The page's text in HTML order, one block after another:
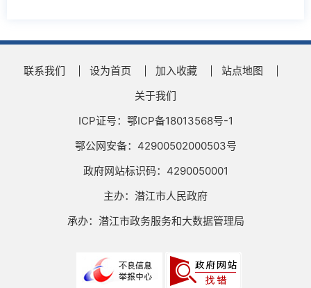
联系我们 设为首页 加入收藏
站点地图
关于我们
ICP证号：鄂ICP备18013568号-1
鄂公网安备：42900502000503号
政府网站标识码：4290050001
主办：潜江市人民政府
承办：潜江市政务服务和大数据管理局